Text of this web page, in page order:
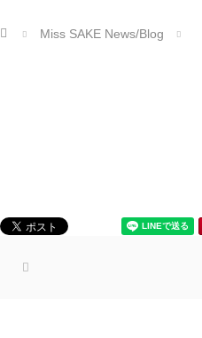
ホーム Miss SAKE News/Blog